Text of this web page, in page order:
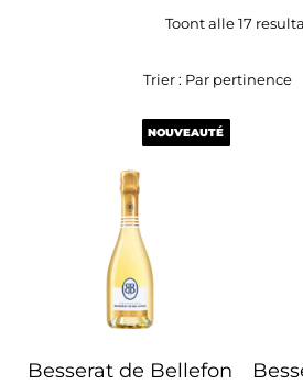
Toont alle 17
NOUVEAUTÉ
Besserat de Bellefon
NOUVEAUTÉ